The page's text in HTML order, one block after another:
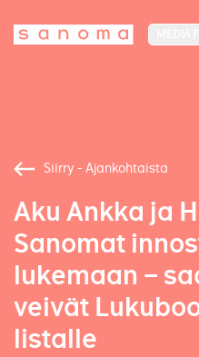
Siirry - Ajankohtaista
Aku Ankka ja
Sanomat
lukemaan –
veivät
listalle